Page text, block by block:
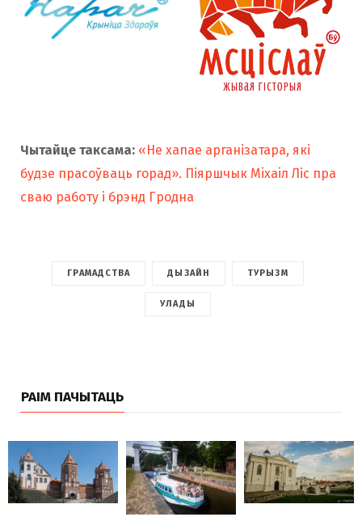
Чытайце таксама: «Не хапае арганізатара, які
будзе прасоўваць горад». Піяршчык Мiхаiл Ліс пра
сваю работу і брэнд Гродна
ГРАМАДСТВА ДЫЗАЙН ТУРЫЗМ
УЛАДЫ
РАІМ ПАЧЫТАЦЬ